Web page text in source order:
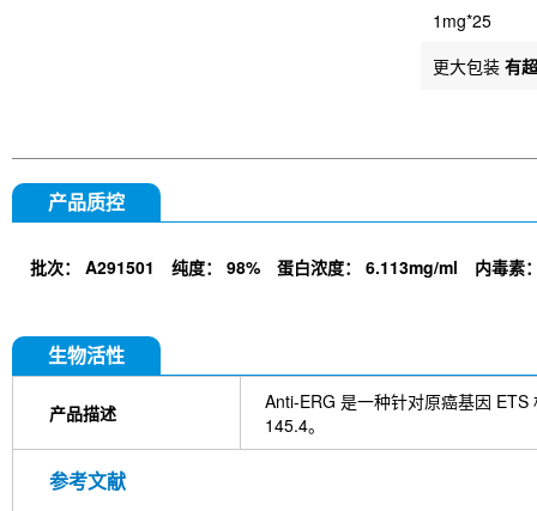
1mg*25
更大包装 有
产品质控
批次： A291501 纯度： 98% 蛋白浓度： 6.113mg/ml 内毒素
生物活性
产品描述
Anti-ERG 是一种针对原癌基因
145.4。
参考文献